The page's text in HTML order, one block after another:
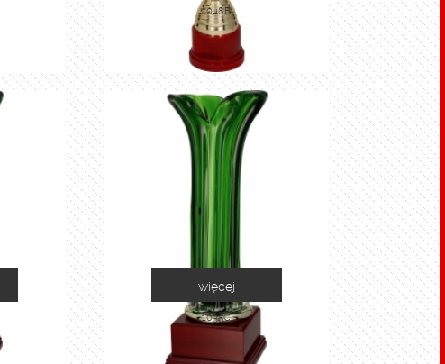
1048B
1035C
więcej